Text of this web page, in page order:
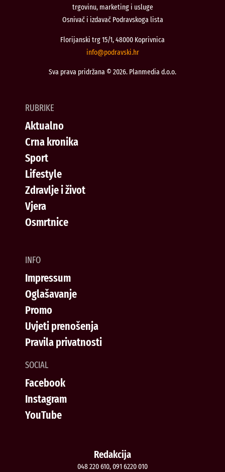
trgovinu, marketing i usluge
Osnivač i izdavač Podravskoga lista
Florijanski trg 15/1, 48000 Koprivnica
rh.iksvardop
@ofni
Sva prava pridržana © 2026. Planmedia d.o.o.
RUBRIKE
Aktualno
Crna kronika
Sport
Lifestyle
Zdravlje i život
Vjera
Osmrtnice
INFO
Impressum
Oglašavanje
Promo
Uvjeti prenošenja
Pravila privatnosti
SOCIAL
Facebook
Instagram
YouTube
Redakcija
048 220 610, 091 6220 010